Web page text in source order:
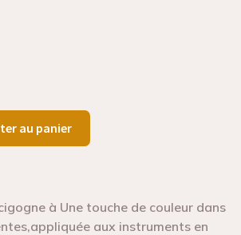
au panier
à Une touche de couleur dans
aux instruments en